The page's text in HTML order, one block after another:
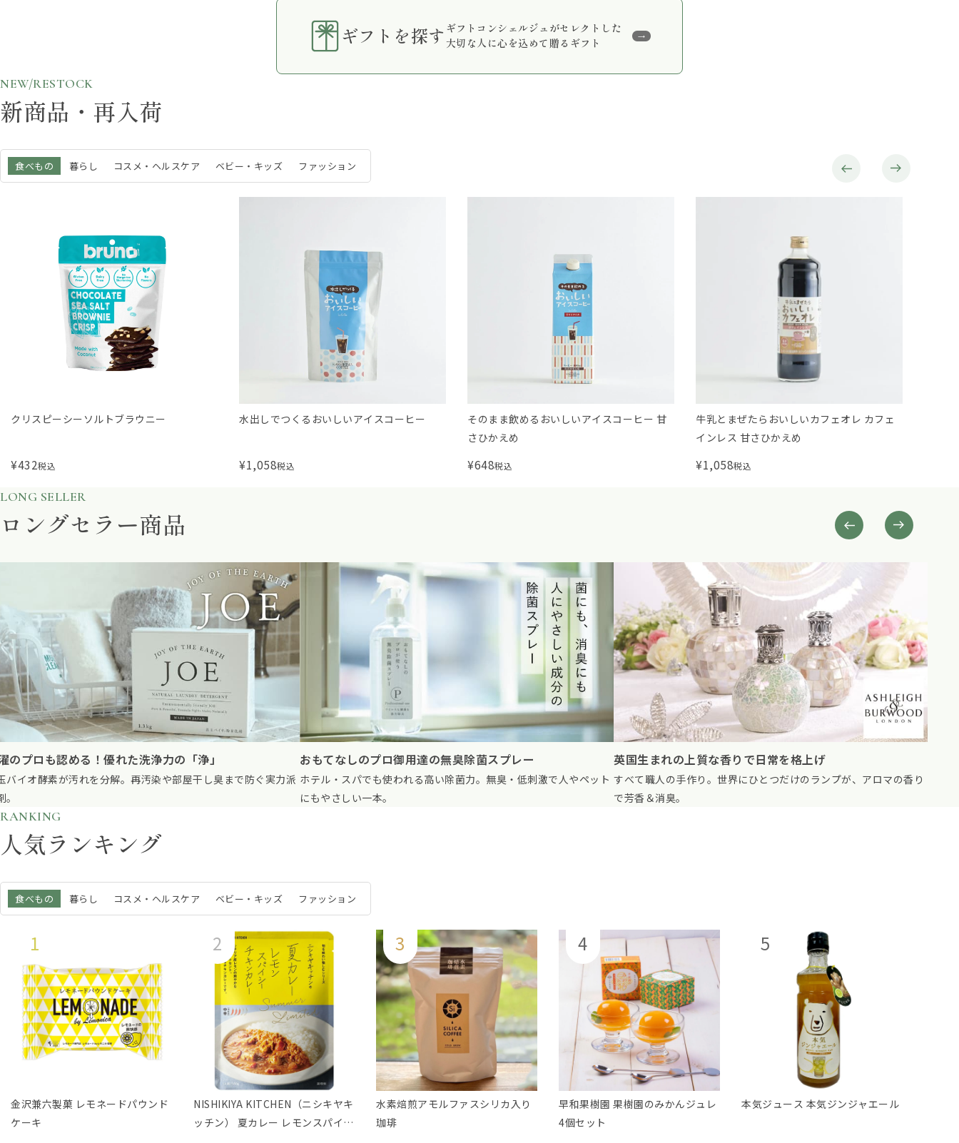
ギフトを探す ギフトコンシェルジュがセレクトした
大切な人に心を込めて贈るギフト
NEW/RESTOCK
新商品・再入荷
食べもの 暮らし コスメ・ヘルスケア ベビー・キッズ ファッション
クリスピーシーソルトブラウニー
¥432税込
水出しでつくるおいしいアイスコーヒー
¥1,058税込
そのまま飲めるおいしいアイスコーヒー 甘
さひかえめ
¥648税込
牛乳とまぜたらおいしいカフェオレ カフェ
インレス 甘さひかえめ
¥1,058税込
もっと見る
LONG SELLER
ロングセラー商品
てなしのプロ御用達の無臭除菌スプレー
ル・スパでも使われる高い除菌力。無臭・低刺激で人やペット
やさしい一本。
英国生まれの上質な香りで日常を格上げ
すべて職人の手作り。世界にひとつだけのランプが、アロマの香り
で芳香＆消臭。
ふんわり包む4重ガーゼおくるみ
肌にやさしい綿100％。おくるみ、湯上りやお昼寝にも活躍する毎
日使える一枚。
RANKING
人気ランキング
食べもの 暮らし コスメ・ヘルスケア ベビー・キッズ ファッション
金沢兼六製菓 レモネードパウンド
ケーキ
NISHIKIYA KITCHEN（ニシキヤキ
ッチン） 夏カレー レモンスパイシ
水素焙煎アモルファスシリカ入り
珈琲
早和果樹園 果樹園のみかんジュレ
4個セット
本気ジュース 本気ジンジャエール